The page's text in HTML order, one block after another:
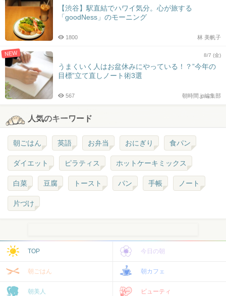
【渋谷】駅直結でハワイ気分。心が旅する
「goodNess」のモーニング
林 美帆子
1800
NEW 8/7 (金)
うまくいく人はお盆休みにやっている！？”今年の
目標”立て直しノート術3選
朝時間.jp編集部
567
人気のキーワード
朝ごはん 英語 お弁当 おにぎり 食パン
ダイエット ピラティス ホットケーキミックス
白菜 豆腐 トースト パン 手帳 ノート
片づけ
TOP 今日の朝
朝ごはん 朝カフェ
朝美人 ビューティ